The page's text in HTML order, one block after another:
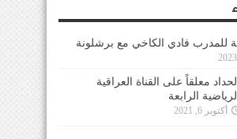
للمدرب فادي الكاخي مع برشلونة
الحداد معلقاً على القناة العراقية
الرياضية الرابعة
أكتوبر 6, 2021